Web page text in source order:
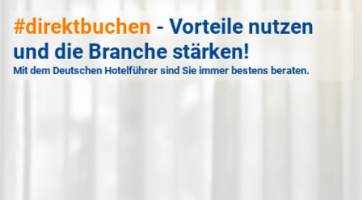
#direktbuchen - Vorteile nutzen
und die Branche stärken!
Mit dem Deutschen Hotelführer sind Sie immer bestens beraten.